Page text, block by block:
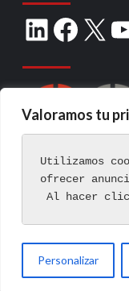
Valoramos tu
Utilizamos
ofrecer
Al hacer clic
Personalizar
Copyright ©